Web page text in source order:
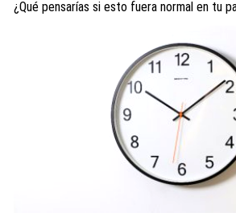
¿Qué pensarías si esto fuera normal en tu